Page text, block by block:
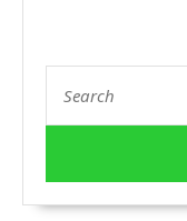
for: